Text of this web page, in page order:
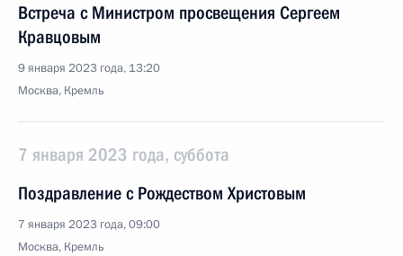
Встреча с Министром просвещения Сергеем
Кравцовым
9 января 2023 года, 13:20
Москва, Кремль
7 января 2023 года, суббота
Поздравление с Рождеством Христовым
7 января 2023 года, 09:00
Москва, Кремль